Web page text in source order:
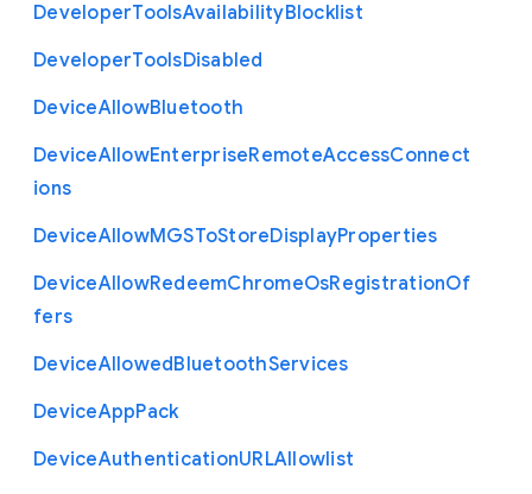
DeveloperToolsAvailabilityBlocklist
DeveloperToolsDisabled
DeviceAllowBluetooth
DeviceAllowEnterpriseRemoteAccessConnect
ions
DeviceAllowMGSToStoreDisplayProperties
DeviceAllowRedeemChromeOsRegistrationOf
fers
DeviceAllowedBluetoothServices
DeviceAppPack
DeviceAuthenticationURLAllowlist